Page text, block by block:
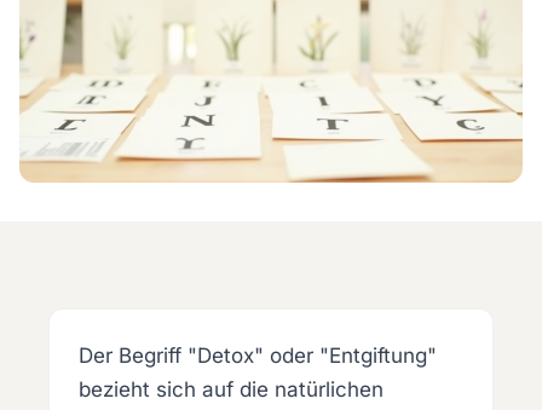
Der Begriff "Detox" oder "Entgiftung"
bezieht sich auf die natürlichen